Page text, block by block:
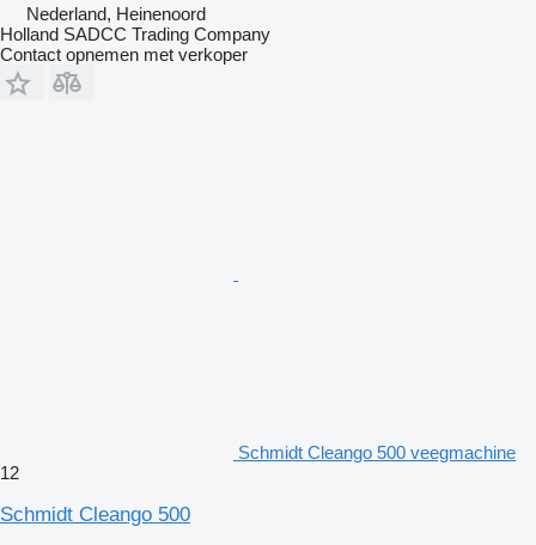
Nederland, Heinenoord
Holland SADCC Trading Company
Contact opnemen met verkoper
Schmidt Cleango 500 veegmachine
12
Schmidt Cleango 500